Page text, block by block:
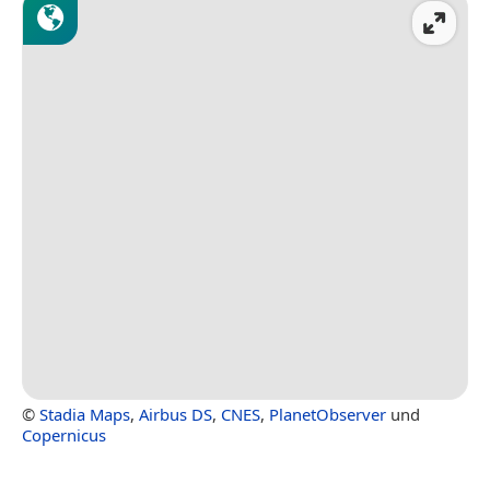
© Stadia Maps, Airbus DS, CNES, PlanetObserver und
Copernicus